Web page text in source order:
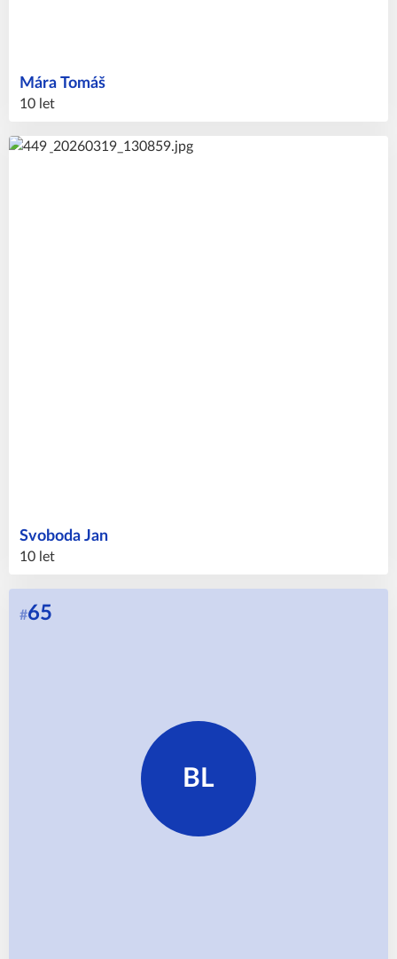
Tomáš
Mára
10 let
Jan
Svoboda
10 let
54
BL
#65